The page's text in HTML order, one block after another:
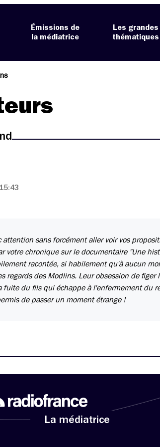
Émissions de
la médiatrice
Les grandes
thématiques
sans forcément aller voir vos
votre chronique sur le documentaire "Une
racontée, si habilement qu'à aucun
regards des Modlins. Leur obsession de figer
du fils qui échappe à l'enfermement du
de passer un moment étrange !
La médiatrice